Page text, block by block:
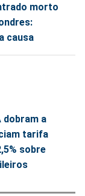
morto
causa
dobram a
tarifa
sobre